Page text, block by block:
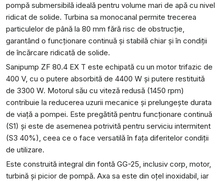
pompă submersibilă ideală pentru volume mari de apă cu nivel
ridicat de solide. Turbina sa monocanal permite trecerea
particulelor de până la 80 mm fără risc de obstrucție,
garantând o funcționare continuă și stabilă chiar și în condiții
de încărcare ridicată de solide.
Sanipump ZF 80.4 EX T este echipată cu un motor trifazic de
400 V, cu o putere absorbită de 4400 W și putere restituită
de 3300 W. Motorul său cu viteză redusă (1450 rpm)
contribuie la reducerea uzurii mecanice și prelungește durata
de viață a pompei. Este pregătită pentru funcționare continuă
(S1) și este de asemenea potrivită pentru serviciu intermitent
(S3 40%), ceea ce o face versatilă în fața diferitelor condiții
de utilizare.
Este construită integral din fontă GG-25, inclusiv corp, motor,
turbină și picior de pompă. Axa sa este din oțel inoxidabil, iar